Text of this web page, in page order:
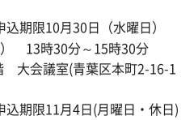
期限10月30日（水曜日）
13時30分～15時30分
大会議室(青葉区本町2-16-1
期限11月4日(月曜日・休日)